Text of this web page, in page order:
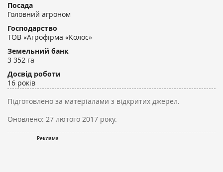
Посада
Головний агроном
Господарство
ТОВ «Агрофірма «Колос»
Земельний банк
3 352 га
Досвід роботи
16 років
Підготовлено за матеріалами з відкритих джерел.
Оновлено: 27 лютого 2017 року.